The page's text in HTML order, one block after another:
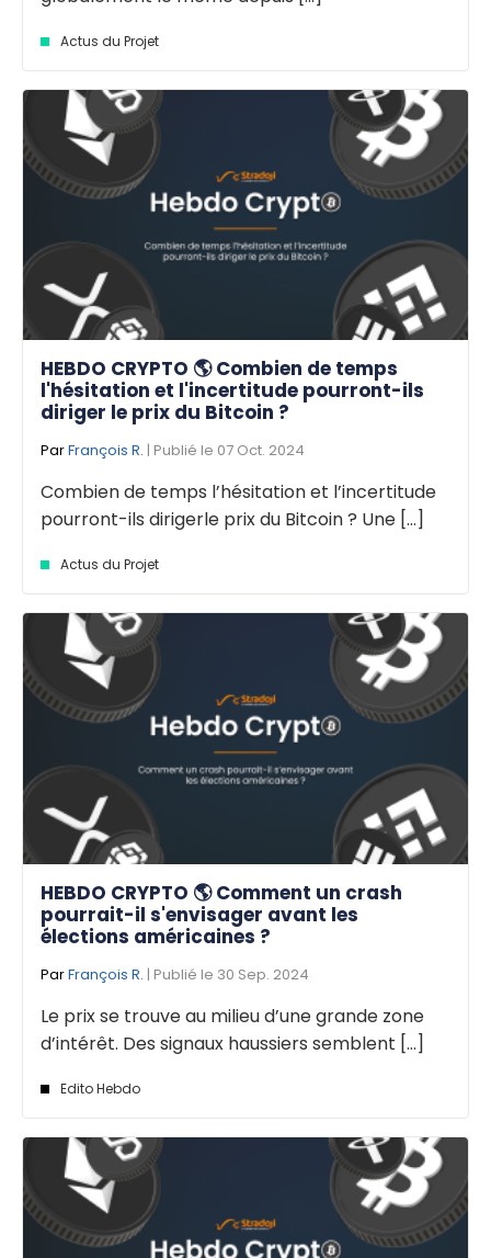
Actus du Projet
HEBDO CRYPTO 🌎 Combien de temps
l'hésitation et l'incertitude pourront-ils
diriger le prix du Bitcoin ?
ParFrançois R. | Publié le 07 Oct. 2024
Combien de temps l’hésitation et l’incertitude
pourront-ils dirigerle prix du Bitcoin ? Une [...]
Actus du Projet
HEBDO CRYPTO 🌎 Comment un crash
pourrait-il s'envisager avant les
élections américaines ?
ParFrançois R. | Publié le 30 Sep. 2024
Le prix se trouve au milieu d’une grande zone
d’intérêt. Des signaux haussiers semblent [...]
Edito Hebdo